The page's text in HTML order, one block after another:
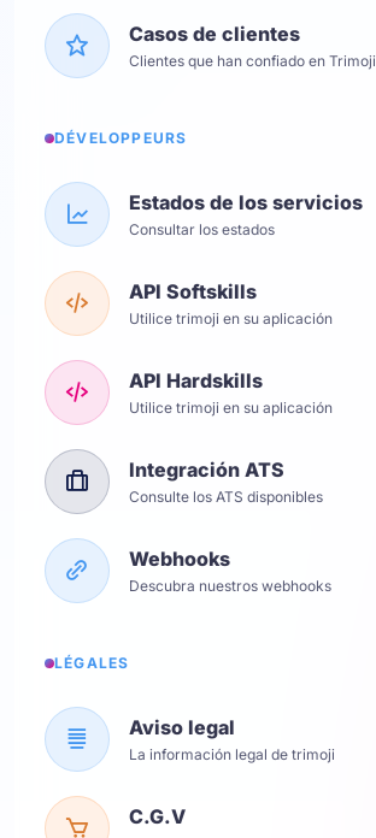
Casos de clientes
Clientes que han confiado en Trimoji
DÉVELOPPEURS
Estados de los servicios
Consultar los estados
API Softskills
Utilice trimoji en su aplicación
API Hardskills
Utilice trimoji en su aplicación
Integración ATS
Consulte los ATS disponibles
Webhooks
Descubra nuestros webhooks
LÉGALES
Aviso legal
La información legal de trimoji
C.G.V